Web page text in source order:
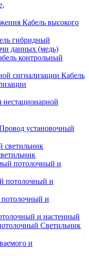
Кабель высокого
гибридный
данных (медь)
контрольный
Кабель
нестационарной
установочный
потолочный и
и настенный
Светильник